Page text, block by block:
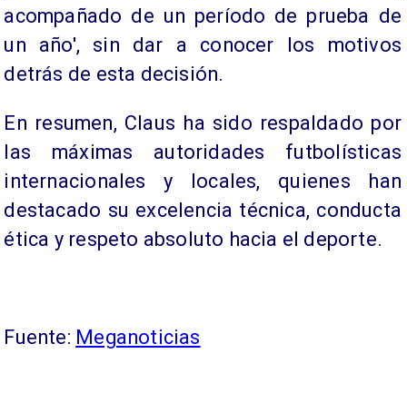
acompañado de un período de prueba de
un año', sin dar a conocer los motivos
detrás de esta decisión.
En resumen, Claus ha sido respaldado por
las máximas autoridades futbolísticas
internacionales y locales, quienes han
destacado su excelencia técnica, conducta
ética y respeto absoluto hacia el deporte.
Fuente: Meganoticias